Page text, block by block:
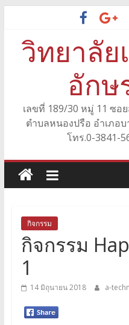
contentวิทยาลัย
อักษ
เลขที่ 189/30 หมู่ 11 ซอ
ตำบลหนองปรือ อำเภอ
โทร.0-3841-
กิจกรรม
กิจกรรม
1
14 มิถุนายน 2018 a-